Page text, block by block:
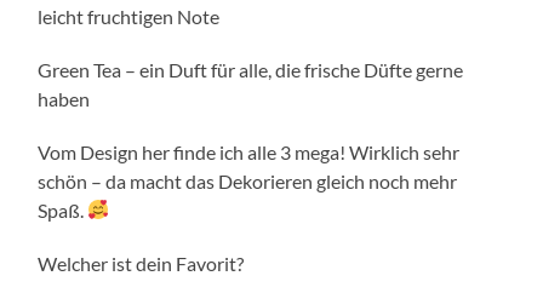
leicht fruchtigen Note
Green Tea – ein Duft für alle, die frische Düfte gerne
haben
Vom Design her finde ich alle 3 mega! Wirklich sehr
schön – da macht das Dekorieren gleich noch mehr
Spaß.
Welcher ist dein Favorit?